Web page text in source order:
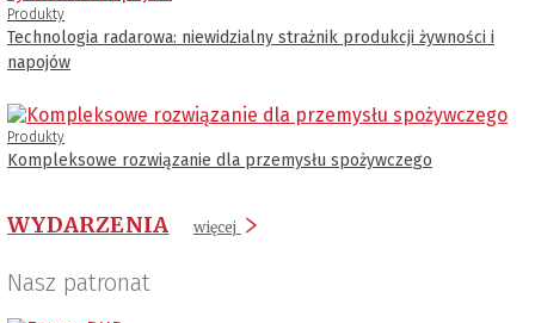
Produkty
Technologia radarowa: niewidzialny strażnik produkcji żywności i
napojów
Produkty
Kompleksowe rozwiązanie dla przemysłu spożywczego
WYDARZENIA więcej
Nasz patronat